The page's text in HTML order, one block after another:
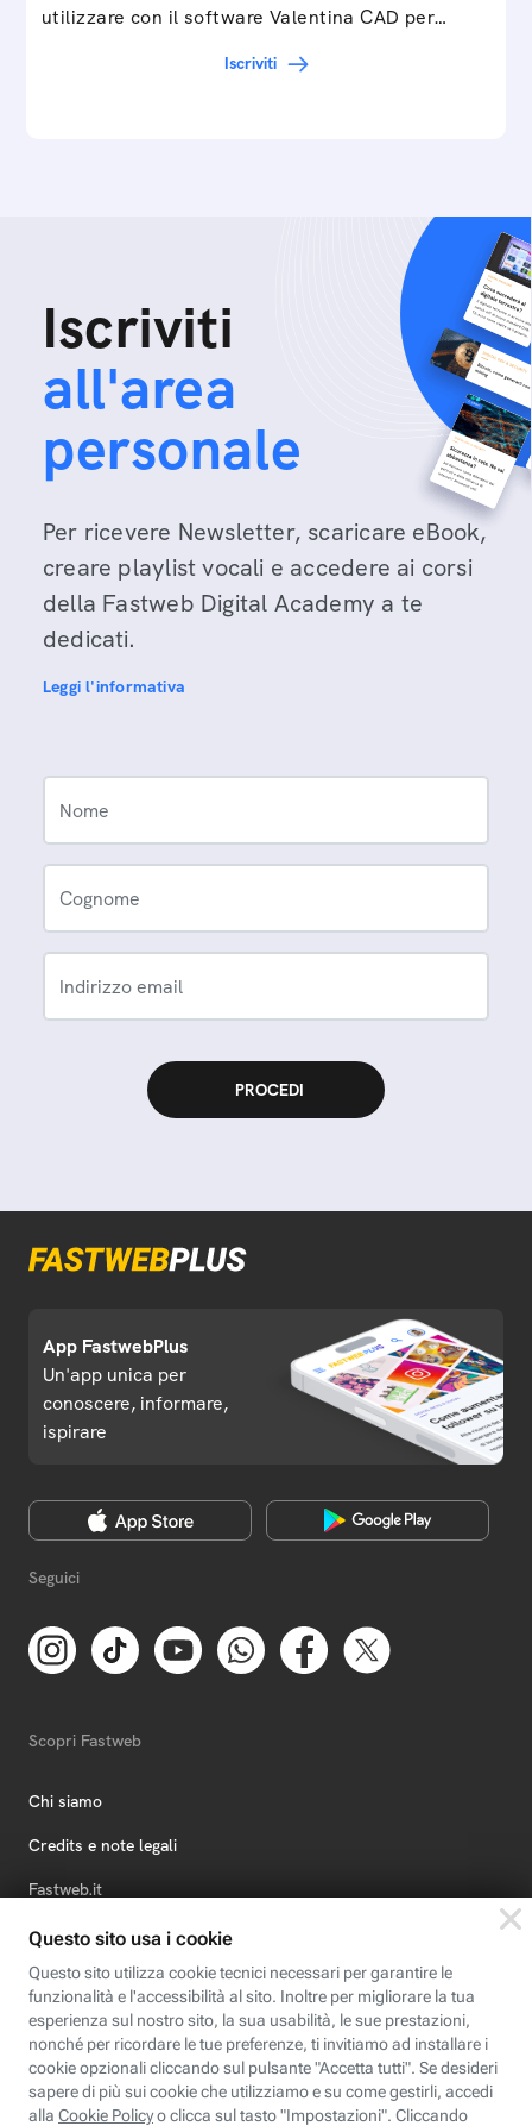
utilizzare con il software Valentina CAD per…
Iscriviti
Iscriviti
all'area
personale
Per ricevere Newsletter, scaricare eBook,
creare playlist vocali e accedere ai corsi
della Fastweb Digital Academy a te
dedicati.
Leggi l'informativa
Nome
Cognome
Indirizzo email
App FastwebPlus
Un'app unica per
conoscere, informare,
ispirare
Seguici
Scopri Fastweb
Chi siamo
Credits e note legali
Fastweb.it
Formazione
Fastweb Digital Academy
STEP FuturAbility District